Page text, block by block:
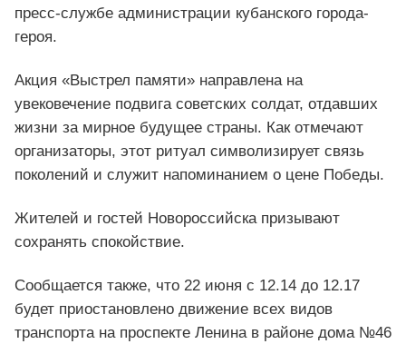
пресс-службе администрации кубанского города-
героя.
Акция «Выстрел памяти» направлена на
увековечение подвига советских солдат, отдавших
жизни за мирное будущее страны. Как отмечают
организаторы, этот ритуал символизирует связь
поколений и служит напоминанием о цене Победы.
Жителей и гостей Новороссийска призывают
сохранять спокойствие.
Сообщается также, что 22 июня с 12.14 до 12.17
будет приостановлено движение всех видов
транспорта на проспекте Ленина в районе дома №46